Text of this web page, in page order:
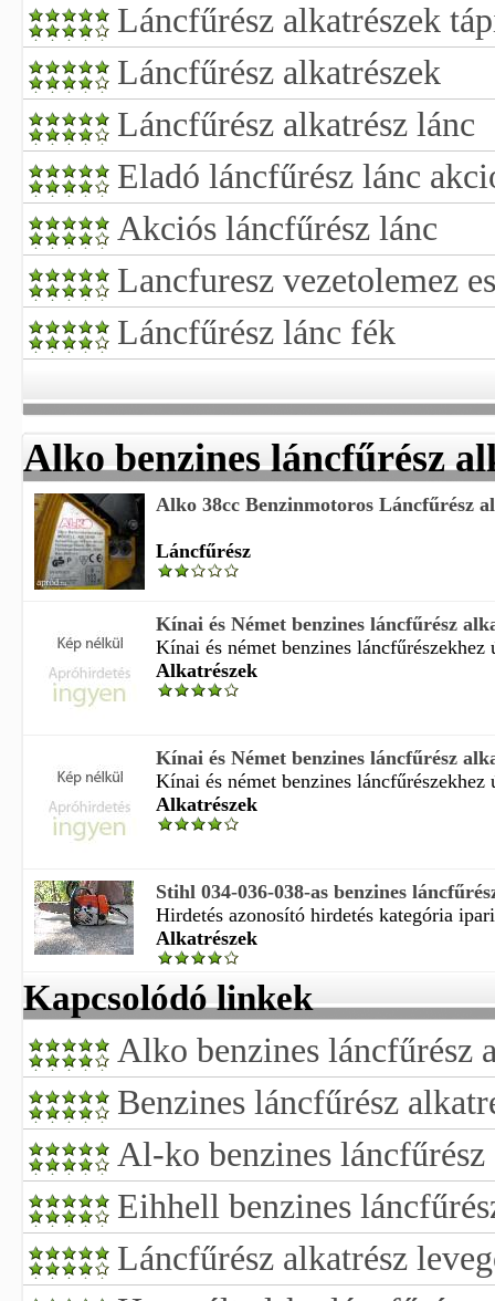
Láncfűrész alkatrészek
Láncfűrész alkatrészek
Láncfűrész alkatrész lánc
Eladó láncfűrész lánc
Akciós láncfűrész lánc
Lancfuresz vezetolemez
Láncfűrész lánc fék
Alko benzines láncfűrész
Alko 38cc Benzinmotoros Láncfűrész
Láncfűrész
Kínai és Német benzines láncfűrész
Kínai és német benzines láncfűrészekhez
Alkatrészek
Kínai és Német benzines láncfűrész
Kínai és német benzines láncfűrészekhez
Alkatrészek
Stihl 034-036-038-as benzines
Hirdetés azonosító hirdetés kategória
Alkatrészek
Kapcsolódó linkek
Alko benzines láncfűrész
Benzines láncfűrész
Al-ko benzines láncfűrész
Eihhell benzines
Láncfűrész alkatrész